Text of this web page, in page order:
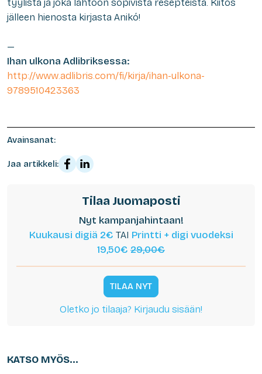
tyylistä ja joka lähtöön sopivista resepteistä. Kiitos
jälleen hienosta kirjasta Anikó!
—
Ihan ulkona Adlibriksessa:
http://www.adlibris.com/fi/kirja/ihan-ulkona-
9789510423363
Avainsanat:
Jaa artikkeli:
Tilaa Juomaposti
Nyt kampanjahintaan!
Kuukausi digiä 2€ TAI Printti + digi vuodeksi
19,50€ 29,00€
TILAA NYT
Oletko jo tilaaja? Kirjaudu sisään!
KATSO MYÖS...